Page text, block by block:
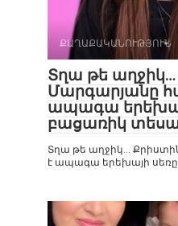
ՔԱՂԱՔԱԿԱՆՈՒԹՅՈՒՆ
Տղա թե
Մարգարյանը
ապագա
բացառիկ
Տղա թե աղջիկ…
է ապագա երեխայի